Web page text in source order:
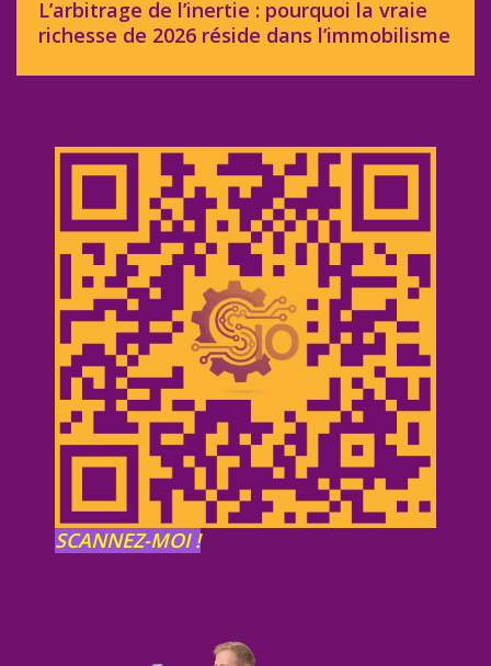
L’arbitrage de l’inertie : pourquoi la vraie
richesse de 2026 réside dans l’immobilisme
SCANNEZ-MOI !